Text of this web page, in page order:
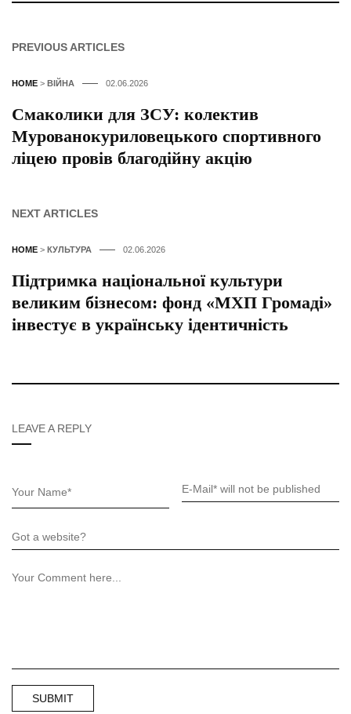
PREVIOUS ARTICLES
HOME > ВІЙНА 02.06.2026
Смаколики для ЗСУ: колектив
Мурованокуриловецького спортивного
ліцею провів благодійну акцію
NEXT ARTICLES
HOME > КУЛЬТУРА 02.06.2026
Підтримка національної культури
великим бізнесом: фонд «МХП Громаді»
інвестує в українську ідентичність
LEAVE A REPLY